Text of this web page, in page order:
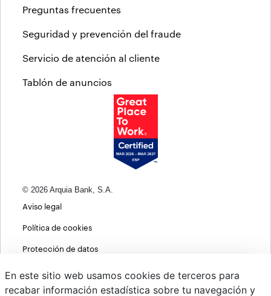
Preguntas frecuentes
Seguridad y prevención del fraude
Servicio de atención al cliente
Tablón de anuncios
© 2026 Arquia Bank, S.A.
Aviso legal
Política de cookies
Protección de datos
MIFID
En este sitio web usamos cookies de terceros para
recabar información estadística sobre tu navegación y